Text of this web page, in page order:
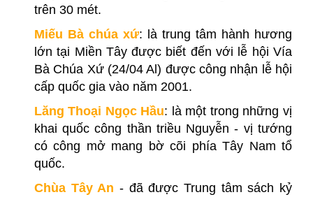
trên 30 mét.
Miếu Bà chúa xứ: là trung tâm hành hương
lớn tại Miền Tây được biết đến với lễ hội Vía
Bà Chúa Xứ (24/04 Al) được công nhận lễ hội
cấp quốc gia vào năm 2001.
Lăng Thoại Ngọc Hầu: là một trong những vị
khai quốc công thần triều Nguyễn - vị tướng
có công mở mang bờ cõi phía Tây Nam tổ
quốc.
Chùa Tây An - đã được Trung tâm sách kỷ